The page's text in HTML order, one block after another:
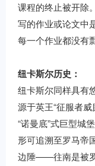
课程的终止被开除
写的作业或论文中
每一个作业都没有
纽卡斯尔历史：
纽卡斯尔同样具有
源于英王“征服者
“诺曼底”式巨型城
形可追溯至罗马帝
边陲——往南是被